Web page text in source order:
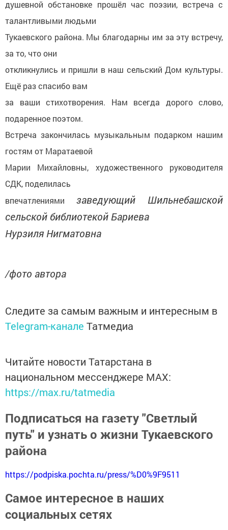
душевной обстановке прошёл час поэзии, встреча с
талантливыми людьми
Тукаевского района. Мы благодарны им за эту встречу,
за то, что они
откликнулись и пришли в наш сельский Дом культуры.
Ещё раз спасибо вам
за ваши стихотворения. Нам всегда дорого слово,
подаренное поэтом.
Встреча закончилась музыкальным подарком нашим
гостям от Маратаевой
Марии Михайловны, художественного руководителя
СДК, поделилась
впечатлениями заведующий Шильнебашской
сельской библиотекой Бариева
Нурзиля Нигматовна
/фото автора
Следите за самым важным и интересным в
Telegram-канале Татмедиа
Читайте новости Татарстана в
национальном мессенджере MАХ:
https://max.ru/tatmedia
Подписаться на газету "Светлый
путь" и узнать о жизни Тукаевского
района
https://podpiska.pochta.ru/press/%D0%9F9511
Самое интересное в наших
социальных сетях